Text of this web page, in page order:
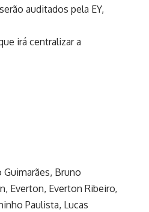
auditados pela EY,
irá centralizar a
Bruno
Everton, Everton Ribeiro,
Paulista, Lucas